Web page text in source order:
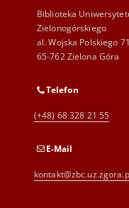
Biblioteka
Zielonogórskiego
al. Wojska Polskiego 71
65-762 Zielona Góra
Telefon
(+48) 68 328 21 55
E-Mail